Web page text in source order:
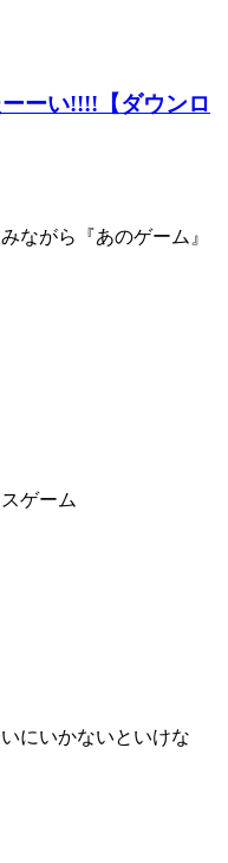
ーい!!!!【ダウンロ
ながら『あのゲーム』
ゲーム
にいかないといけな